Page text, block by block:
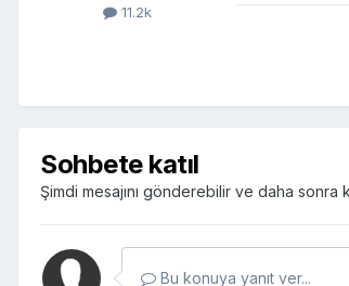
11.2k
Sohbete katıl
Şimdi mesajını gönderebilir ve daha sonra
Bu konuya yanıt ver...